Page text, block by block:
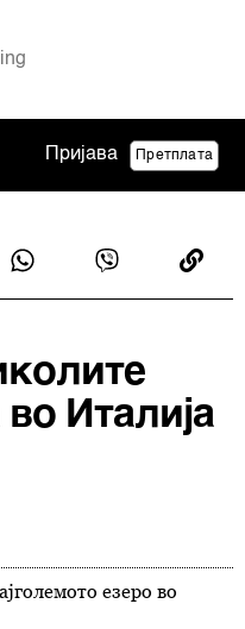
Пријава Претплата
Италија
езеро во